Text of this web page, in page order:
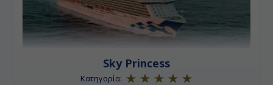
Sky Princess
Κατηγορία: